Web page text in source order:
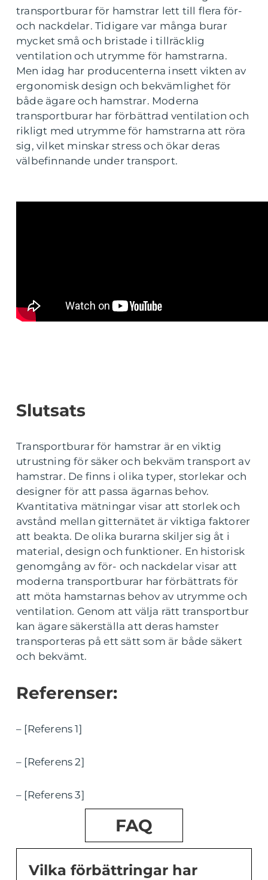
transportburar för hamstrar lett till flera för-
och nackdelar. Tidigare var många burar
mycket små och bristade i tillräcklig
ventilation och utrymme för hamstrarna.
Men idag har producenterna insett vikten av
ergonomisk design och bekvämlighet för
både ägare och hamstrar. Moderna
transportburar har förbättrad ventilation och
rikligt med utrymme för hamstrarna att röra
sig, vilket minskar stress och ökar deras
välbefinnande under transport.
Slutsats
Transportburar för hamstrar är en viktig
utrustning för säker och bekväm transport av
hamstrar. De finns i olika typer, storlekar och
designer för att passa ägarnas behov.
Kvantitativa mätningar visar att storlek och
avstånd mellan gitternätet är viktiga faktorer
att beakta. De olika burarna skiljer sig åt i
material, design och funktioner. En historisk
genomgång av för- och nackdelar visar att
moderna transportburar har förbättrats för
att möta hamstarnas behov av utrymme och
ventilation. Genom att välja rätt transportbur
kan ägare säkerställa att deras hamster
transporteras på ett sätt som är både säkert
och bekvämt.
Referenser:
– [Referens 1]
– [Referens 2]
– [Referens 3]
FAQ
Vilka förbättringar har